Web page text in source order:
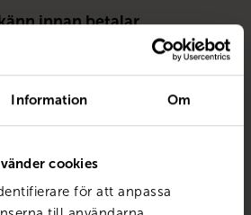
Information Om
cookies
för att anpassa
innan betalar
i butik innan du betalar — se, känn
passar dig bäst. Vårt team hjälper dig
dig
du frågor eller behöver hjälp med val
vi dig tryggt och enkelt.